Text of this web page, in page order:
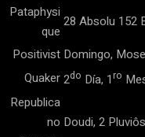
Pataphysi
que
28 Absolu 152
Positivist Domingo,
Quaker2do Día, 1ro
Republica
no Doudi, 2